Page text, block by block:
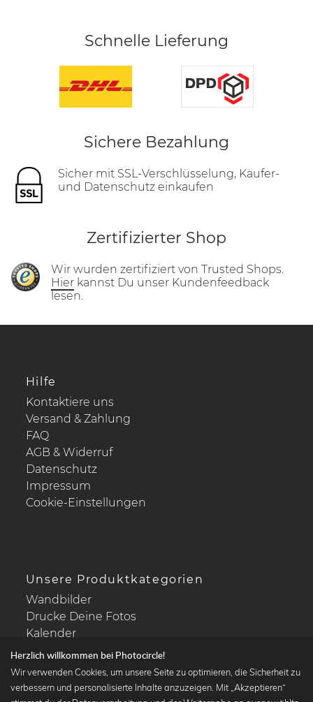
Schnelle Lieferung
Sichere Bezahlung
Sicher mit SSL-Verschlüsselung, Käufer-
und Datenschutz einkaufen
Zertifizierter Shop
Wir wurden zertifiziert von Trusted Shops.
Hier kannst Du unser Kundenfeedback
lesen.
Hilfe
Kontaktiere uns
Versand & Zahlung
FAQ
AGB & Widerruf
Datenschutz
Impressum
Cookie-Einstellungen
Unsere Produktkategorien
Wandbilder
Drucke Deine Fotos
Kalender
Herzlich willkommen bei Photocircle!
Wir verwenden Cookies, um unsere Seite zu optimieren, die Sicherheit zu
verbessern und personalisierte Inhalte anzuzeigen. Mit „Akzeptieren“